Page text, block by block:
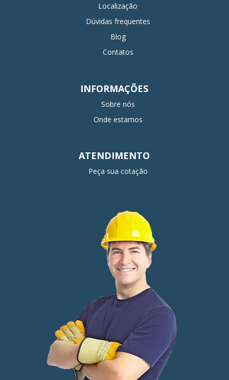
Localização
Dúvidas frequentes
Blog
Contatos
INFORMAÇÕES
Sobre nós
Onde estamos
ATENDIMENTO
Peça sua cotação